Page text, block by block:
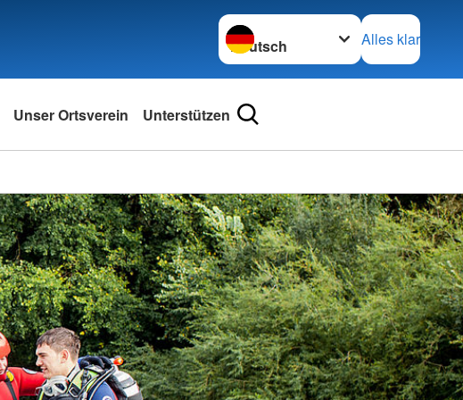
Sprache wechseln zu
Alles klar
Unser Ortsverein Unterstützen